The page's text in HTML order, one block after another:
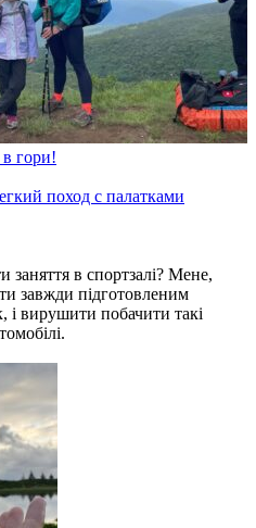
гори!
поход с палатками
в спортзалі? Мене,
завжди підготовленим
і вирушити побачити такі